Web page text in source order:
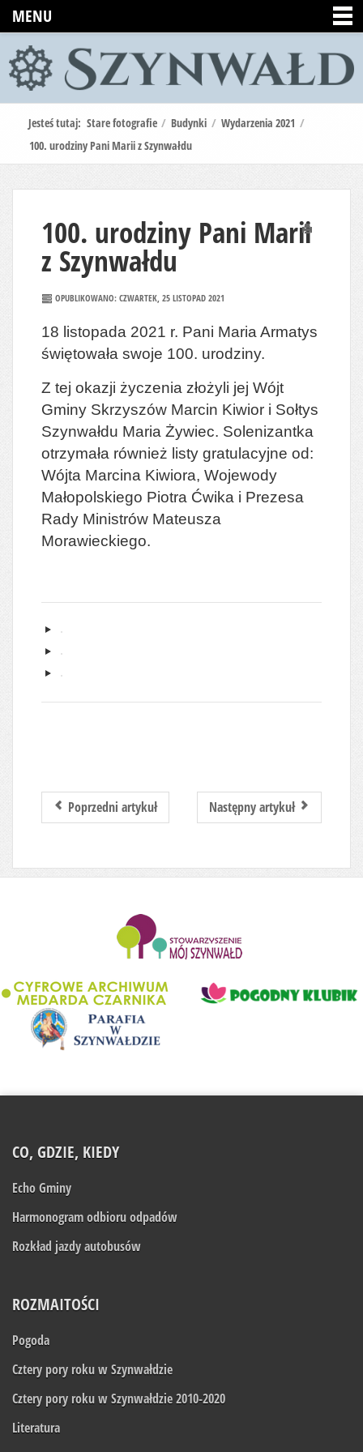
MENU
Jesteś tutaj: Stare fotografie / Budynki / Wydarzenia 2021 /
100. urodziny Pani Marii z Szynwałdu
100. urodziny Pani Marii
z Szynwałdu Drukuj
OPUBLIKOWANO: CZWARTEK, 25 LISTOPAD 2021
18 listopada 2021 r. Pani Maria Armatys
świętowała swoje 100. urodziny.
Z tej okazji życzenia złożyli jej Wójt
Gminy Skrzyszów Marcin Kiwior i Sołtys
Szynwałdu Maria Żywiec. Solenizantka
otrzymała również listy gratulacyjne od:
Wójta Marcina Kiwiora, Wojewody
Małopolskiego Piotra Ćwika i Prezesa
Rady Ministrów Mateusza
Morawieckiego.
Poprzedni artykuł Następny artykuł
CO, GDZIE, KIEDY
Echo Gminy
Harmonogram odbioru odpadów
Rozkład jazdy autobusów
ROZMAITOŚCI
Pogoda
Cztery pory roku w Szynwałdzie
Cztery pory roku w Szynwałdzie 2010-2020
Literatura